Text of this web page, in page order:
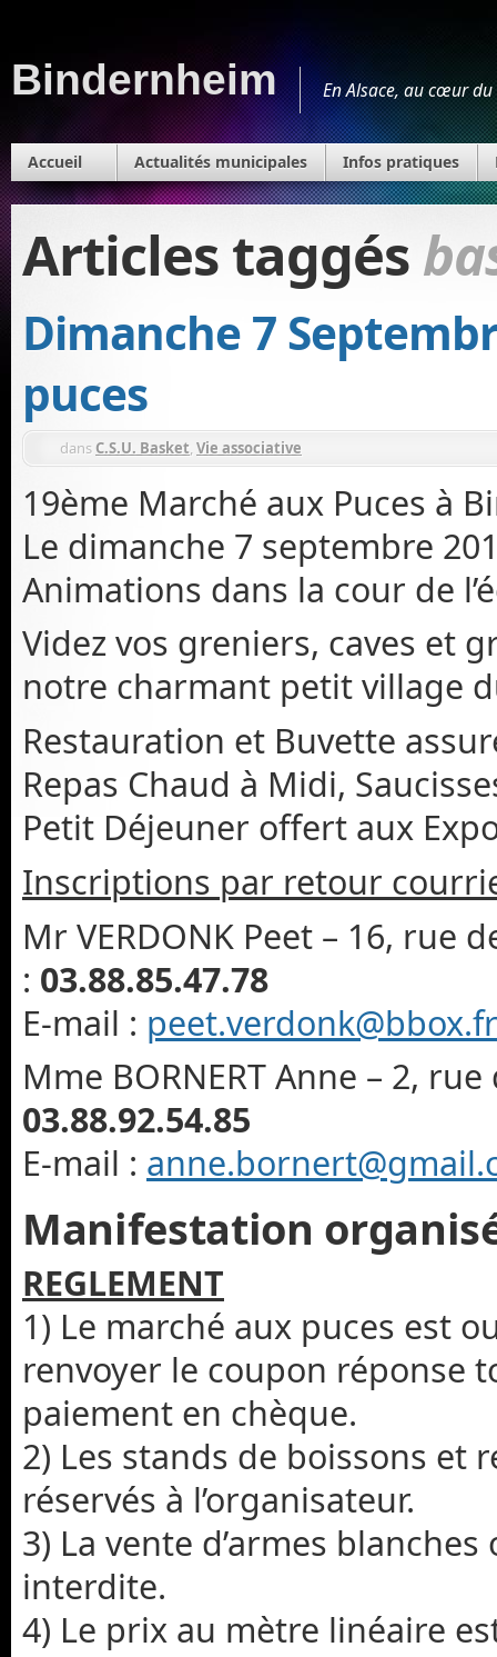
Bindernheim En Alsace, au cœur
Accueil Actualités municipales Infos pratiques
Articles taggés
Dimanche 7
puces
dans C.S.U. Basket, Vie associative
19ème Marché aux Puces à
Le dimanche 7 septembre
Animations dans la cour de
Videz vos greniers, caves et
notre charmant petit village
Restauration et Buvette
Repas Chaud à Midi,
Petit Déjeuner offert aux
Inscriptions par retour
Mr VERDONK Peet – 16, rue
: 03.88.85.47.78
E-mail : peet.verdonk@bbox.fr
Mme BORNERT Anne – 2,
03.88.92.54.85
E-mail :
Manifestation
REGLEMENT
1) Le marché aux puces est
renvoyer le coupon réponse
paiement en chèque.
2) Les stands de boissons et
réservés à l’organisateur.
3) La vente d’armes
interdite.
4) Le prix au mètre linéaire